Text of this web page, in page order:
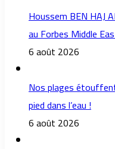
Houssem BEN HAJ
au Forbes Middle
6 août 2026
Nos plages
pied dans l’eau !
6 août 2026